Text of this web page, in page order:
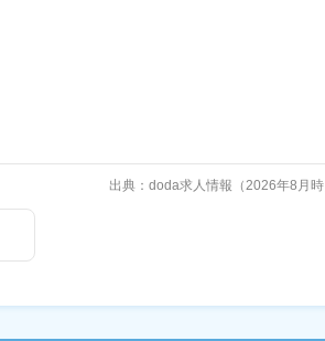
出典：doda求人情報（2026年8月